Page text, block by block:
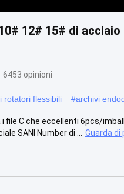
12# 15# di
6453 opinioni
rotatori flessibili #archivi
file C che eccellenti 6pcs/
SANI Number di ...
Guarda di